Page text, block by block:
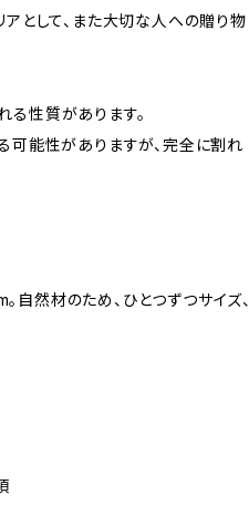
アとして、また大切な人への贈り物
性質があります。
可能性がありますが、完全に割れ
自然材のため、ひとつずつサイズ、